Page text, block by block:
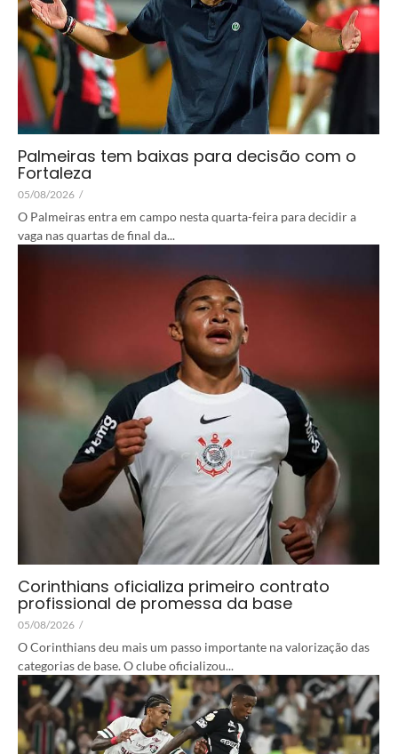
Palmeiras tem baixas para decisão com o
Fortaleza
05/08/2026 /
O Palmeiras entra em campo nesta quarta-feira para decidir a
vaga nas quartas de final da...
Corinthians oficializa primeiro contrato
profissional de promessa da base
05/08/2026 /
O Corinthians deu mais um passo importante na valorização das
categorias de base. O clube oficializou...